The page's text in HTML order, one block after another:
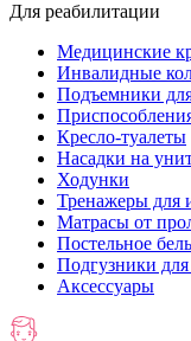
Для реабилитации
Медицинские
Инвалидные
Подъемники
Кресло-туалеты
Насадки на
Ходунки
Тренажеры для
Матрасы от
Постельное
Подгузники
Аксессуары